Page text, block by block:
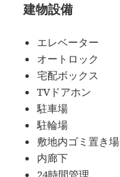
建物設備
エレベーター
オートロック
宅配ボックス
TVドアホン
駐車場
駐輪場
敷地内ゴミ置き場
内廊下